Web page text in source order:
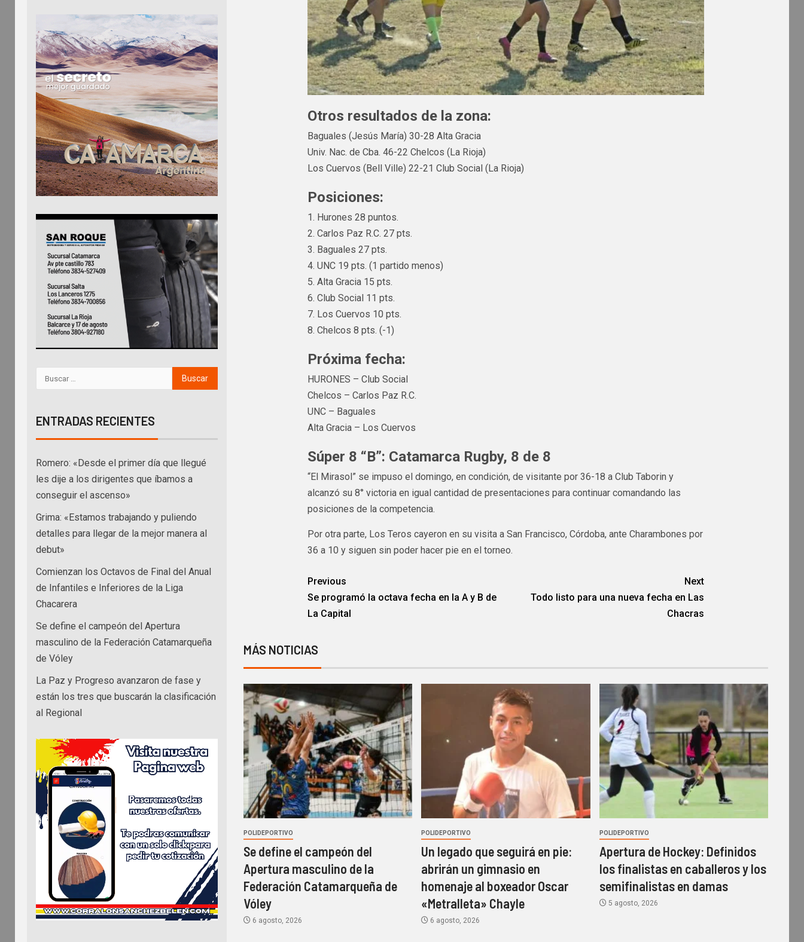
Otros resultados de la zona:
Baguales (Jesús María) 30-28 Alta Gracia
Univ. Nac. de Cba. 46-22 Chelcos (La Rioja)
Los Cuervos (Bell Ville) 22-21 Club Social (La Rioja)
Posiciones:
1. Hurones 28 puntos.
2. Carlos Paz R.C. 27 pts.
3. Baguales 27 pts.
4. UNC 19 pts. (1 partido menos)
5. Alta Gracia 15 pts.
6. Club Social 11 pts.
7. Los Cuervos 10 pts.
8. Chelcos 8 pts. (-1)
Próxima fecha:
HURONES – Club Social
Chelcos – Carlos Paz R.C.
UNC – Baguales
Alta Gracia – Los Cuervos
Súper 8 “B”: Catamarca Rugby, 8 de 8
“El Mirasol” se impuso el domingo, en condición, de visitante por 36-18 a Club Taborin y
alcanzó su 8° victoria en igual cantidad de presentaciones para continuar comandando las
posiciones de la competencia.
Por otra parte, Los Teros cayeron en su visita a San Francisco, Córdoba, ante Charambones por
36 a 10 y siguen sin poder hacer pie en el torneo.
Previous
Se programó la octava fecha en la A y B de
La Capital
Next
Todo listo para una nueva fecha en Las
Chacras
MÁS NOTICIAS
POLIDEPORTIVO
Se define el campeón del
Apertura masculino de la
Federación Catamarqueña de
Vóley
6 agosto, 2026
POLIDEPORTIVO
Un legado que seguirá en pie:
abrirán un gimnasio en
homenaje al boxeador Oscar
«Metralleta» Chayle
6 agosto, 2026
POLIDEPORTIVO
Apertura de Hockey: Definidos
los finalistas en caballeros y los
semifinalistas en damas
5 agosto, 2026
ENTRADAS RECIENTES
Romero: «Desde el primer día que llegué
les dije a los dirigentes que íbamos a
conseguir el ascenso»
Grima: «Estamos trabajando y puliendo
detalles para llegar de la mejor manera al
debut»
Comienzan los Octavos de Final del Anual
de Infantiles e Inferiores de la Liga
Chacarera
Se define el campeón del Apertura
masculino de la Federación Catamarqueña
de Vóley
La Paz y Progreso avanzaron de fase y
están los tres que buscarán la clasificación
al Regional